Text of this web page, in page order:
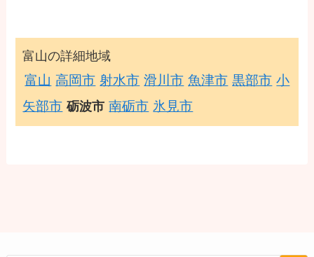
富山の詳細地域
富山 高岡市 射水市 滑川市 魚津市 黒部市 小
矢部市 砺波市 南砺市 氷見市